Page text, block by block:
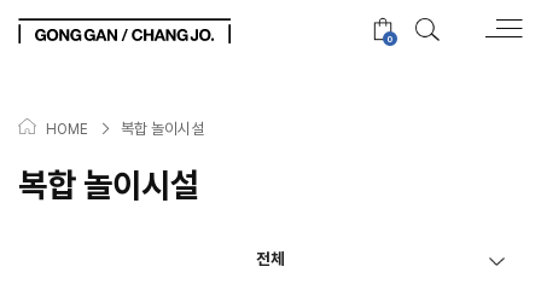
0
HOME > 복합 놀이시설
복합 놀이시설
전체